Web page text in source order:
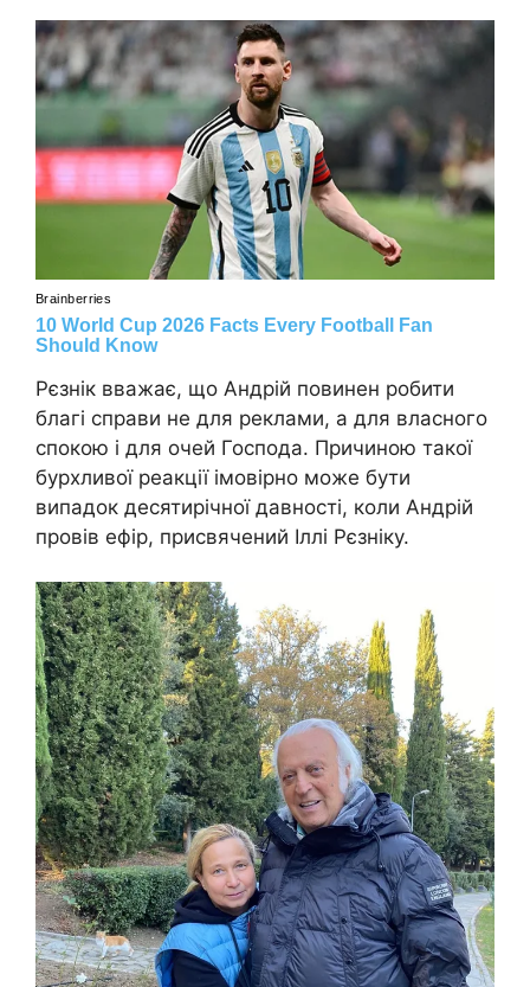
Рєзнік вважає, що Андрій повинен робити
благі справи не для реклами, а для власного
спокою і для очей Господа. Причиною такої
бурхливої реакції імовірно може бути
випадок десятирічної давності, коли Андрій
провів ефір, присвячений Іллі Рєзніку.